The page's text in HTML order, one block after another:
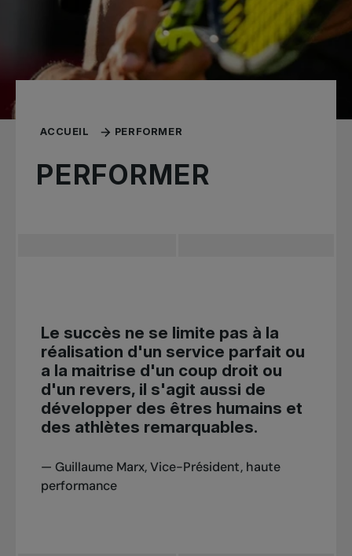
ACCUEIL PERFORMER
PERFORMER
Le succès ne se limite pas à la
réalisation d'un service parfait ou
a la maitrise d'un coup droit ou
d'un revers, il s'agit aussi de
développer des êtres humains et
des athlètes remarquables.
— Guillaume Marx, Vice-Président, haute
performance